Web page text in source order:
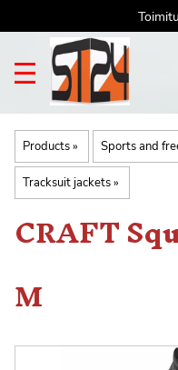
Products‪» Sports and
Tracksuit jackets‪»
CRAFT
M